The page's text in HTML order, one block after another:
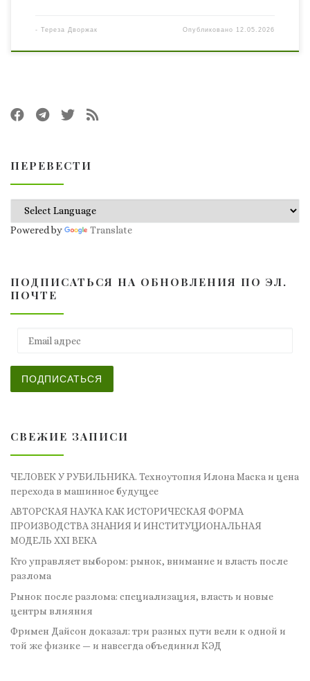
- Тереза Дворжак Опубликовано 12.05.2026
ПЕРЕВЕСТИ
Powered by Translate
ПОДПИСАТЬСЯ НА ОБНОВЛЕНИЯ ПО ЭЛ.
ПОЧТЕ
ПОДПИСАТЬСЯ
СВЕЖИЕ ЗАПИСИ
ЧЕЛОВЕК У РУБИЛЬНИКА. Техноутопия Илона Маска и цена
перехода в машинное будущее
АВТОРСКАЯ НАУКА КАК ИСТОРИЧЕСКАЯ ФОРМА
ПРОИЗВОДСТВА ЗНАНИЯ И ИНСТИТУЦИОНАЛЬНАЯ
МОДЕЛЬ XXI ВЕКА
Кто управляет выбором: рынок, внимание и власть после
разлома
Рынок после разлома: специализация, власть и новые
центры влияния
Фримен Дайсон доказал: три разных пути вели к одной и
той же физике — и навсегда объединил КЭД